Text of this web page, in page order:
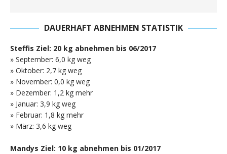
DAUERHAFT ABNEHMEN STATISTIK
Steffis Ziel: 20 kg abnehmen bis 06/2017
» September: 6,0 kg weg
» Oktober: 2,7 kg weg
» November: 0,0 kg weg
» Dezember: 1,2 kg mehr
» Januar: 3,9 kg weg
» Februar: 1,8 kg mehr
» März: 3,6 kg weg
Mandys Ziel: 10 kg abnehmen bis 01/2017